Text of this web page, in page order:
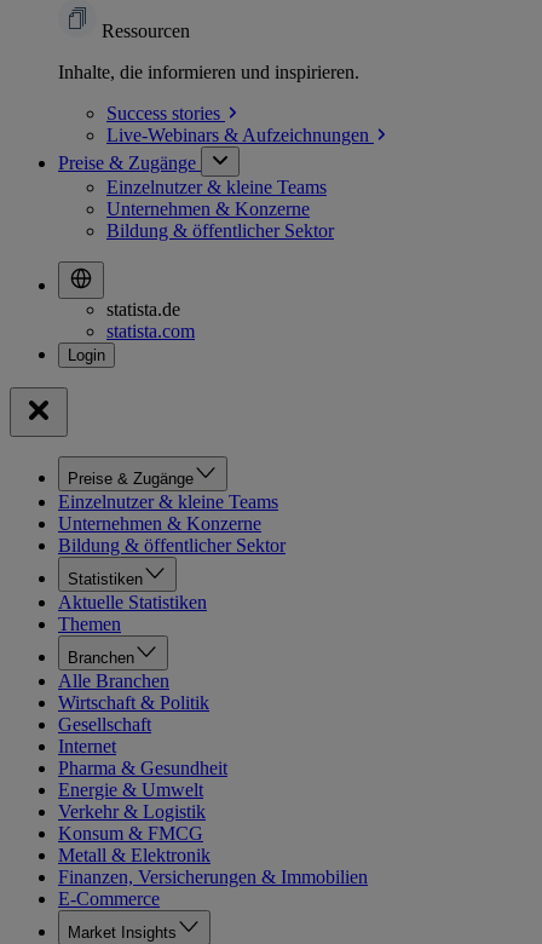
Ressourcen
Inhalte, die informieren und inspirieren.
Success stories
Live-Webinars & Aufzeichnungen
Preise & Zugänge
Einzelnutzer & kleine Teams
Unternehmen & Konzerne
Bildung & öffentlicher Sektor
statista.de
statista.com
Preise & Zugänge
Einzelnutzer & kleine Teams
Unternehmen & Konzerne
Bildung & öffentlicher Sektor
Statistiken
Aktuelle Statistiken
Themen
Branchen
Alle Branchen
Wirtschaft & Politik
Gesellschaft
Internet
Pharma & Gesundheit
Energie & Umwelt
Verkehr & Logistik
Konsum & FMCG
Metall & Elektronik
Finanzen, Versicherungen & Immobilien
E-Commerce
Market Insights